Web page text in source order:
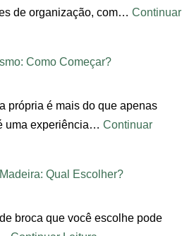
de organização, com… Continuar
Como Começar?
própria é mais do que apenas
uma experiência… Continuar
Qual Escolher?
broca que você escolhe pode